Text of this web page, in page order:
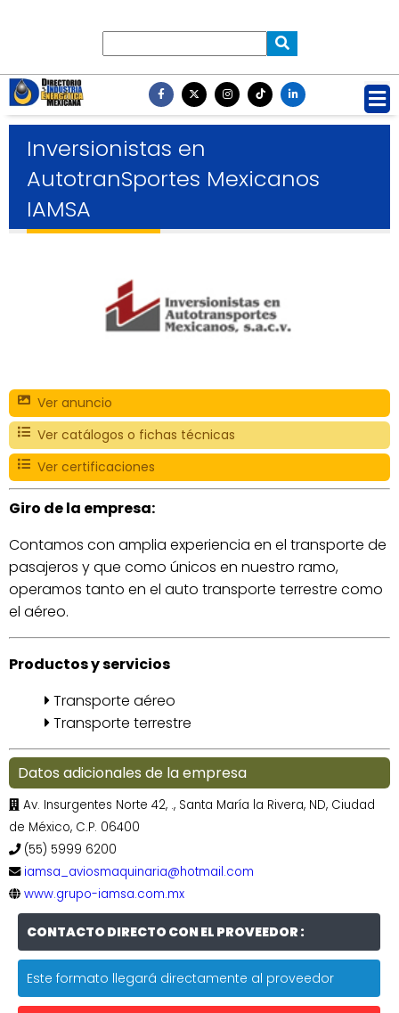
Inversionistas en
AutotranSportes Mexicanos
IAMSA
Ver anuncio
Ver catálogos o fichas técnicas
Ver certificaciones
Giro de la empresa:
Contamos con amplia experiencia en el transporte de
pasajeros y que como únicos en nuestro ramo,
operamos tanto en el auto transporte terrestre como
el aéreo.
Productos y servicios
Transporte aéreo
Transporte terrestre
Datos adicionales de la empresa
Av. Insurgentes Norte 42, ., Santa María la Rivera, ND, Ciudad
de México, C.P. 06400
(55) 5999 6200
iamsa_aviosmaquinaria@hotmail.com
www.grupo-iamsa.com.mx
CONTACTO DIRECTO CON EL PROVEEDOR :
Este formato llegará directamente al proveedor